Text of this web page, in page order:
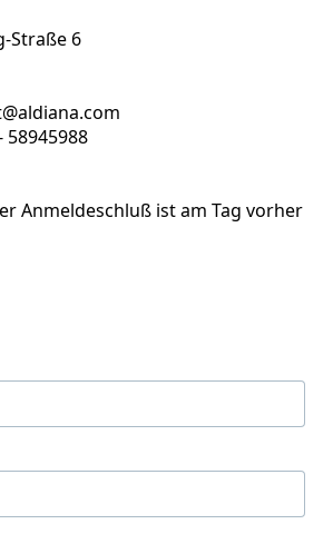
Straße 6
58945988
Anmeldeschluß ist am Tag vorher